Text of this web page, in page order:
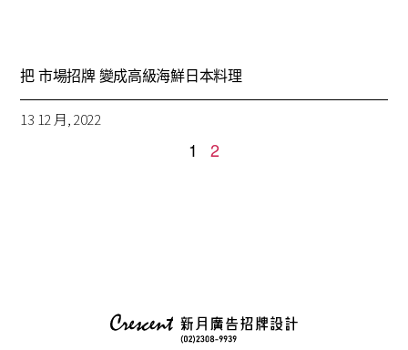
把 市場招牌 變成高級海鮮日本料理
13 12 月, 2022
1 2